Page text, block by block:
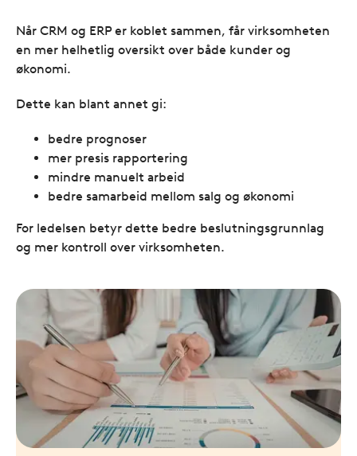
Når CRM og ERP er koblet sammen, får virksomheten
en mer helhetlig oversikt over både kunder og
økonomi.
Dette kan blant annet gi:
bedre prognoser
mer presis rapportering
mindre manuelt arbeid
bedre samarbeid mellom salg og økonomi
For ledelsen betyr dette bedre beslutningsgrunnlag
og mer kontroll over virksomheten.